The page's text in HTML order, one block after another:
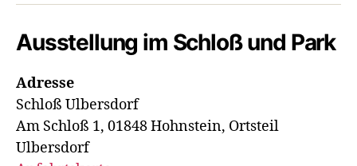
Ausstellung im Schloß und Park
Adresse
Schloß Ulbersdorf
Am Schloß 1, 01848 Hohnstein, Ortsteil
Ulbersdorf